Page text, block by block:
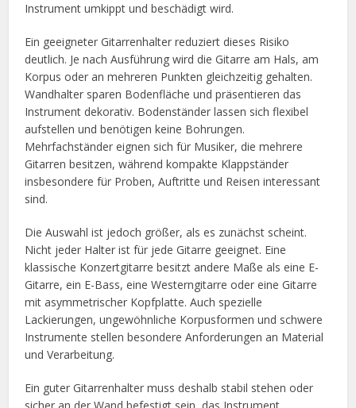
Instrument umkippt und beschädigt wird.
Ein geeigneter Gitarrenhalter reduziert dieses Risiko
deutlich. Je nach Ausführung wird die Gitarre am Hals, am
Korpus oder an mehreren Punkten gleichzeitig gehalten.
Wandhalter sparen Bodenfläche und präsentieren das
Instrument dekorativ. Bodenständer lassen sich flexibel
aufstellen und benötigen keine Bohrungen.
Mehrfachständer eignen sich für Musiker, die mehrere
Gitarren besitzen, während kompakte Klappständer
insbesondere für Proben, Auftritte und Reisen interessant
sind.
Die Auswahl ist jedoch größer, als es zunächst scheint.
Nicht jeder Halter ist für jede Gitarre geeignet. Eine
klassische Konzertgitarre besitzt andere Maße als eine E-
Gitarre, ein E-Bass, eine Westerngitarre oder eine Gitarre
mit asymmetrischer Kopfplatte. Auch spezielle
Lackierungen, ungewöhnliche Korpusformen und schwere
Instrumente stellen besondere Anforderungen an Material
und Verarbeitung.
Ein guter Gitarrenhalter muss deshalb stabil stehen oder